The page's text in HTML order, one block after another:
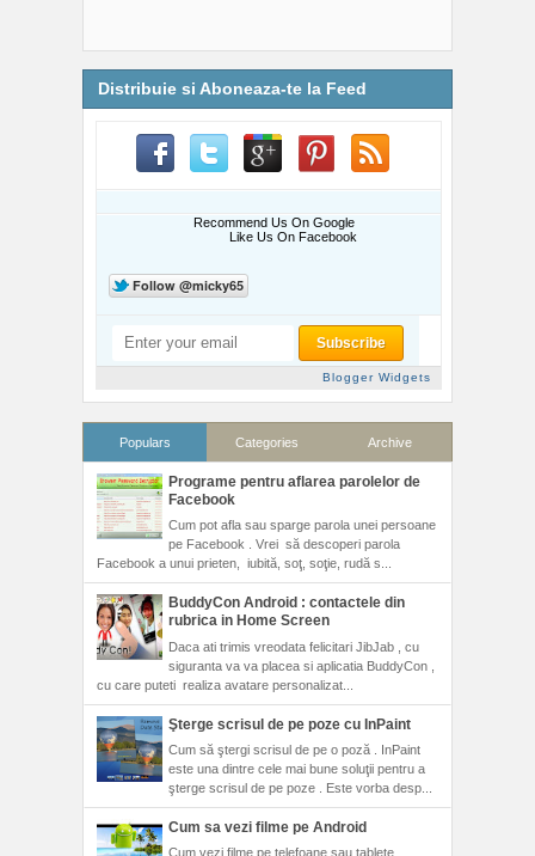
Distribuie si Aboneaza-te la Feed
Recommend Us On Google
Like Us On Facebook
Blogger Widgets
Populars Categories Archive
Programe pentru aflarea parolelor de
Facebook
Cum pot afla sau sparge parola unei persoane
pe Facebook . Vrei să descoperi parola
Facebook a unui prieten, iubită, soţ, soţie, rudă s...
BuddyCon Android : contactele din
rubrica in Home Screen
Daca ati trimis vreodata felicitari JibJab , cu
siguranta va va placea si aplicatia BuddyCon ,
cu care puteti realiza avatare personalizat...
Şterge scrisul de pe poze cu InPaint
Cum să ştergi scrisul de pe o poză . InPaint
este una dintre cele mai bune soluţii pentru a
şterge scrisul de pe poze . Este vorba desp...
Cum sa vezi filme pe Android
Cum vezi filme pe telefoane sau tablete